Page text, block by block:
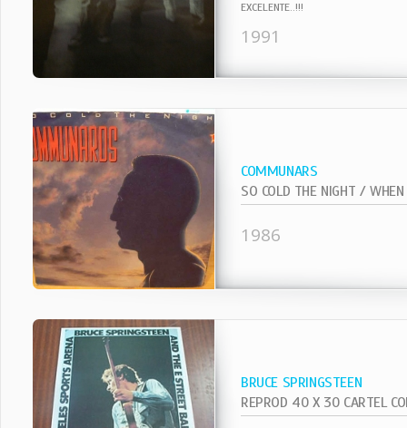
EXCELENTE..!!!
1991
COMMUNARS
1986
BRUCE SPRINGSTEEN